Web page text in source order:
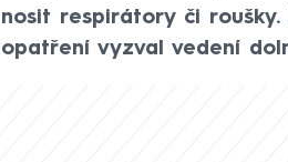
nosit respirátory či roušky.
opatření vyzval vedení